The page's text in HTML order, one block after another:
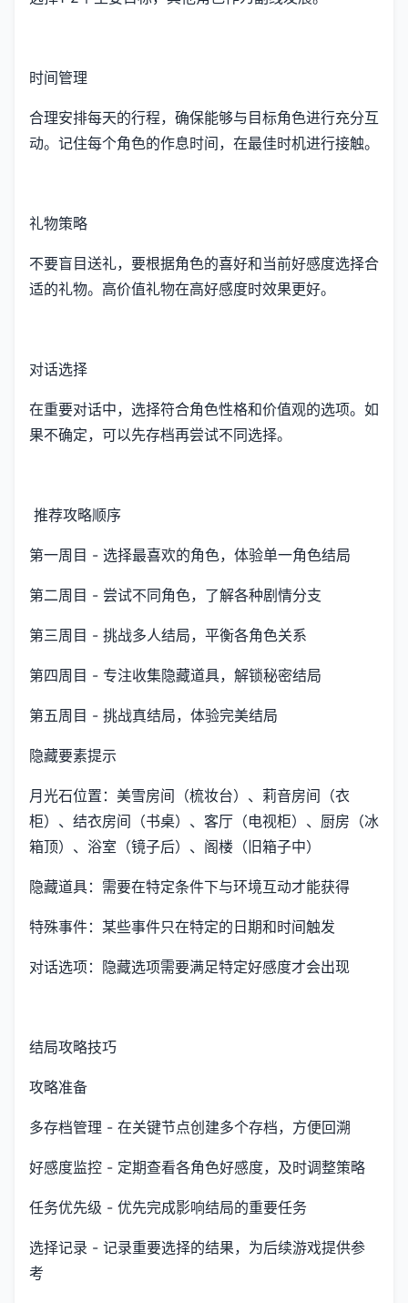
时间管理
合理安排每天的行程，确保能够与目标角色进行充分互
动。记住每个角色的作息时间，在最佳时机进行接触。
礼物策略
不要盲目送礼，要根据角色的喜好和当前好感度选择合
适的礼物。高价值礼物在高好感度时效果更好。
对话选择
在重要对话中，选择符合角色性格和价值观的选项。如
果不确定，可以先存档再尝试不同选择。
推荐攻略顺序
第一周目 - 选择最喜欢的角色，体验单一角色结局
第二周目 - 尝试不同角色，了解各种剧情分支
第三周目 - 挑战多人结局，平衡各角色关系
第四周目 - 专注收集隐藏道具，解锁秘密结局
第五周目 - 挑战真结局，体验完美结局
隐藏要素提示
月光石位置：美雪房间（梳妆台）、莉音房间（衣
柜）、结衣房间（书桌）、客厅（电视柜）、厨房（冰
箱顶）、浴室（镜子后）、阁楼（旧箱子中）
隐藏道具：需要在特定条件下与环境互动才能获得
特殊事件：某些事件只在特定的日期和时间触发
对话选项：隐藏选项需要满足特定好感度才会出现
结局攻略技巧
攻略准备
多存档管理 - 在关键节点创建多个存档，方便回溯
好感度监控 - 定期查看各角色好感度，及时调整策略
任务优先级 - 优先完成影响结局的重要任务
选择记录 - 记录重要选择的结果，为后续游戏提供参
考